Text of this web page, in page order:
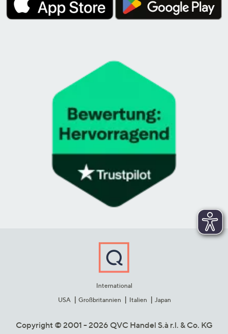
International
USA
Großbritannien Italien Japan
Copyright © 2001 - 2026 QVC Handel S.à r.l. & Co. KG